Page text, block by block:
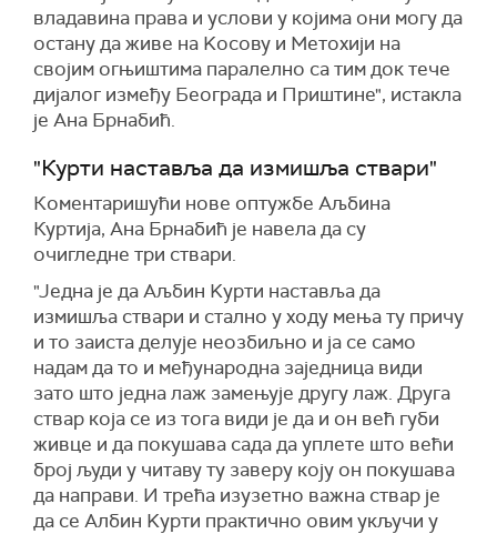
владавина права и услови у којима они могу да
остану да живе на Kосову и Метохији на
својим огњиштима паралелно са тим док тече
дијалог између Београда и Приштине", истакла
је Ана Брнабић.
"Курти наставља да измишља ствари"
Коментаришући нове оптужбе Аљбина
Куртија, Ана Брнабић је навела да су
очигледне три ствари.
"Једна је да Аљбин Kурти наставља да
измишља ствари и стално у ходу мења ту причу
и то заиста делује неозбиљно и ја се само
надам да то и међународна заједница види
зато што једна лаж замењује другу лаж. Друга
ствар која се из тога види је да и он већ губи
живце и да покушава сада да уплете што већи
број људи у читаву ту заверу коју он покушава
да направи. И трећа изузетно важна ствар је
да се Албин Kурти практично овим укључи у